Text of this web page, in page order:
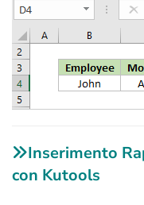
Inserimento
con Kutools